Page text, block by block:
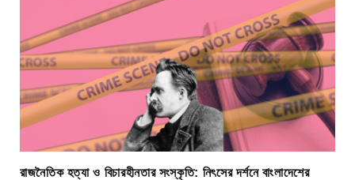
রাজনৈতিক হত্যা ও বিচারহীনতার সংস্কৃতি: নিৎসের দর্শনে বাংলাদেশের